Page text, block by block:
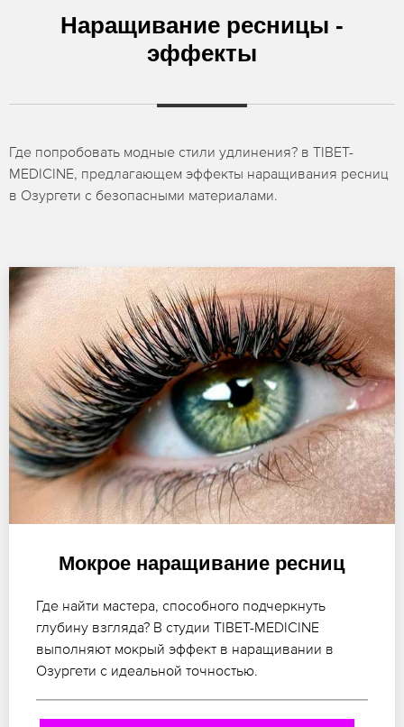
Наращивание ресницы -
эффекты
Где попробовать модные стили удлинения? в TIBET-
MEDICINE, предлагающем эффекты наращивания ресниц
в Озургети с безопасными материалами.
Мокрое наращивание ресниц
Где найти мастера, способного подчеркнуть
глубину взгляда? В студии TIBET-MEDICINE
выполняют мокрый эффект в наращивании в
Озургети с идеальной точностью.